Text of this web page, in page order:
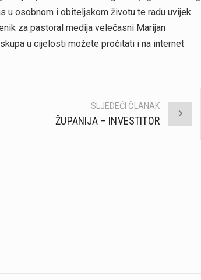
u osobnom i obiteljskom životu te radu uvijek
za pastoral medija velečasni Marijan
u cijelosti možete pročitati i na internet
SLJEDEĆI ČLANAK
ŽUPANIJA – INVESTITOR